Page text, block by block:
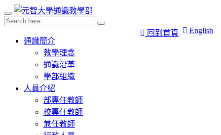
English
回到首頁
通識簡介
教學理念
通識沿革
學部組織
人員介紹
部專任教師
校專任教師
兼任教師